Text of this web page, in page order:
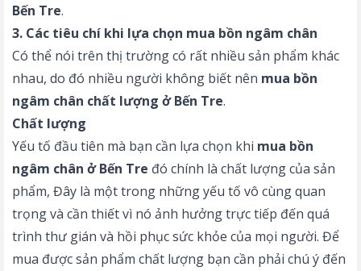
Bến Tre.
3. Các tiêu chí khi lựa chọn mua bồn ngâm chân
Có thể nói trên thị trường có rất nhiều sản phẩm khác
nhau, do đó nhiều người không biết nên mua bồn
ngâm chân chất lượng ở Bến Tre.
Chất lượng
Yếu tố đầu tiên mà bạn cần lựa chọn khi mua bồn
ngâm chân ở Bến Tre đó chính là chất lượng của sản
phẩm, Đây là một trong những yếu tố vô cùng quan
trọng và cần thiết vì nó ảnh hưởng trực tiếp đến quá
trình thư gián và hồi phục sức khỏe của mọi người. Để
mua được sản phẩm chất lượng bạn cần phải chú ý đến